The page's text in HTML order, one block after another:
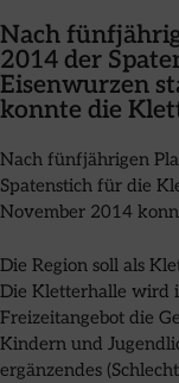
Nach
2014 der
Eisenwurzen
konnte die
Nach fünfjährigen
Spatenstich für die
November 2014
Die Region soll als
Die Kletterhalle wird
Freizeitangebot die
Kindern und
ergänzendes